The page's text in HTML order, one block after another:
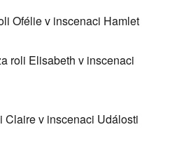
Ofélie v inscenaci Hamlet
roli Elisabeth v inscenaci
Claire v inscenaci Události